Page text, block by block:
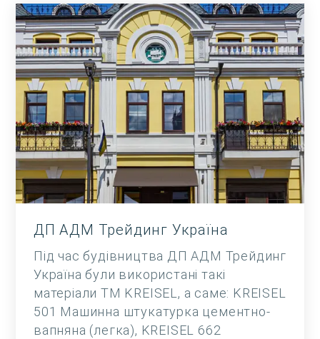
ДП АДМ Трейдинг Україна
Під час будівництва ДП АДМ Трейдинг
Україна були використані такі
матеріали TM KREISEL, а саме: KREISEL
501 Машинна штукатурка цементно-
вапняна (легка), KREISEL 662